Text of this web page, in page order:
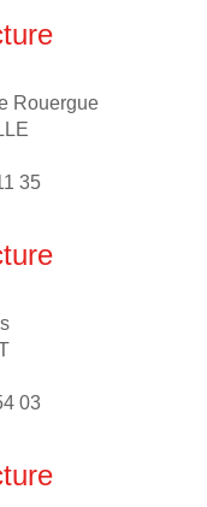
Rouergue
35
03